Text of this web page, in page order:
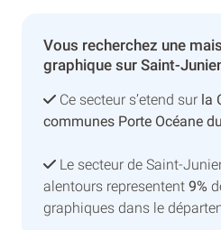
Vous recherchez une
graphique sur Saint-
Ce secteur s’etend sur la
communes Porte Océane
Le secteur de Saint-
alentours representent 9%
graphiques dans le